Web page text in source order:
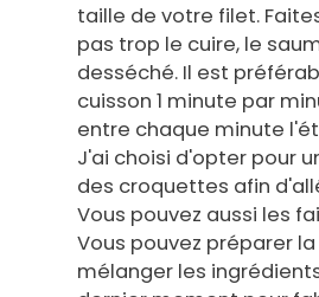
taille de votre filet.
pas trop le cuire, le
desséché. Il est
cuisson 1 minute par
entre chaque minute
J'ai choisi d'opter pour
des croquettes afin
Vous pouvez aussi les
Vous pouvez préparer
mélanger les